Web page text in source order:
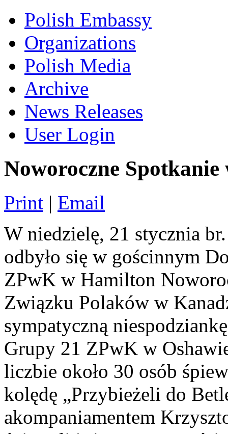
Polish Embassy
Organizations
Polish Media
Archive
News Releases
User Login
Noworoczne
Print | Email
W niedzielę, 21 stycznia
odbyło się w gościnnym
ZPwK w Hamilton
Związku Polaków w
sympatyczną
Grupy 21 ZPwK w
liczbie około 30 osób
kolędę „Przybieżeli do
akompaniamentem